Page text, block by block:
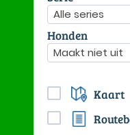
Alle series
Honden
Maakt niet uit
Kaart